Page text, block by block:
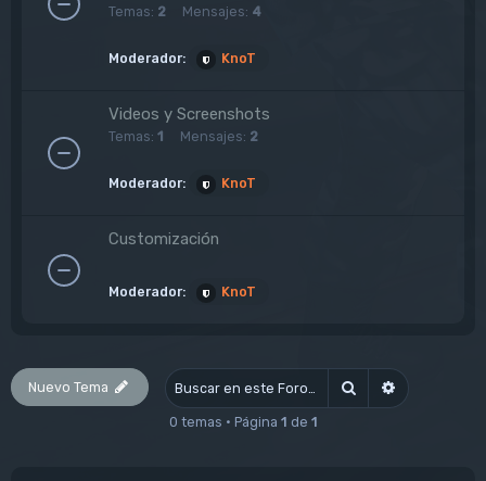
Temas: 2 Mensajes: 4
Moderador: KnoT
Videos y Screenshots
Temas: 1 Mensajes: 2
Moderador: KnoT
Customización
Moderador: KnoT
Nuevo Tema Buscar Búsqueda
0 temas • Página 1 de 1